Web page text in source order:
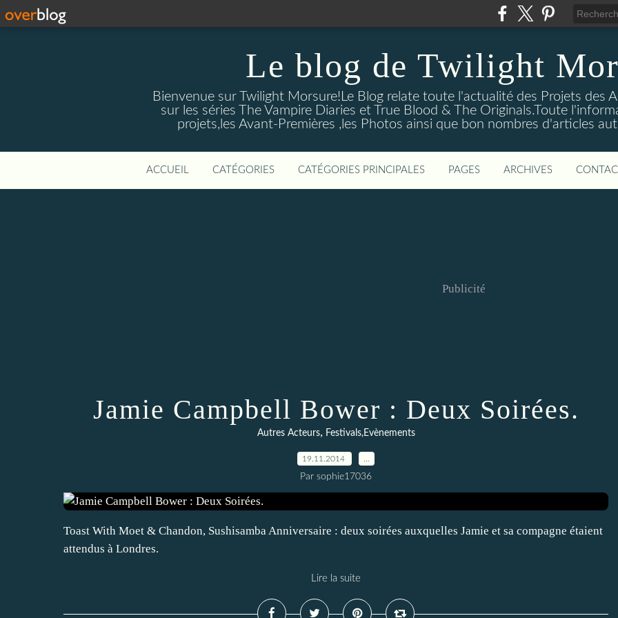
Le blog de Twilight
Bienvenue sur Twilight Morsure!Le Blog relate toute l'actualité des Projets des
sur les séries The Vampire Diaries et True Blood & The Originals.Toute
projets,les Avant-Premières ,les Photos ainsi que bon nombres d'articles
ACCUEIL CATÉGORIES CATÉGORIES PRINCIPALES PAGES ARCHIVES
Publicité
Jamie Campbell Bower : Deux Soirées.
Autres Acteurs, Festivals,Evènements
19.11.2014
Par sophie17036
Toast With Moet & Chandon, Sushisamba Anniversaire : deux soirées auxquelles Jamie et sa compagne étaient
attendus à Londres.
Lire la suite